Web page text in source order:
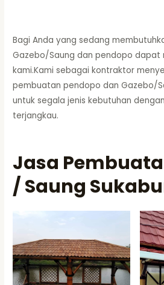
Bagi Anda yang sedang
Gazebo/Saung dan pendopo dapat
kami.Kami sebagai kontraktor
pembuatan pendopo dan Gazebo/
untuk segala jenis kebutuhan
terjangkau.
Jasa
/ Saung